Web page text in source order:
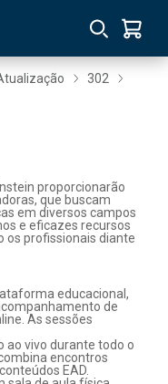
302
proporcionarão
que buscam
em diversos campos
e eficazes recursos
os profissionais diante
educacional,
de
As sessões
ao vivo durante todo o
encontros
EAD.